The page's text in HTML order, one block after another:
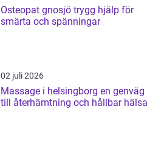
Osteopat gnosjö trygg hjälp för
smärta och spänningar
02 juli 2026
Massage i helsingborg en genväg
till återhämtning och hållbar hälsa